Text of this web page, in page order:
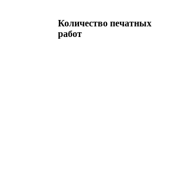
Количество печатных
работ